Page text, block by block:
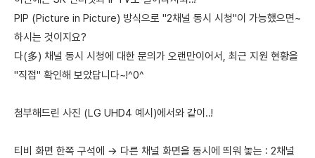
PIP (Picture in Picture) 방식으로 "2채널 동시 시청"이 가능했으면~
하시는 것이지요?
다(多) 채널 동시 시청에 대한 문의가 오랜만이어서, 최근 지원 현황을
"직접" 확인해 보았답니다~!^0^
첨부해드린 사진 (LG UHD4 예시)에서와 같이..!
티비 화면 한쪽 구석에 → 다른 채널 화면을 동시에 띄워 놓는 : 2채널